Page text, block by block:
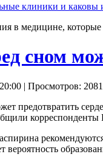
в медицине,
сном
| Просмотров: 2081
вероятность